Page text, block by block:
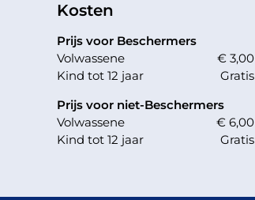
Kosten
Prijs voor Beschermers
Volwassene
€ 3,00
Kind tot 12 jaar
Gratis
Prijs voor niet-Beschermers
Volwassene
€ 6,00
Kind tot 12 jaar
Gratis